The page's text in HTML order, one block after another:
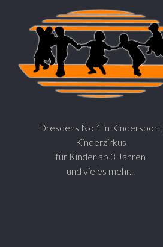
Dresdens No.1 in Kindersport,
Kinderzirkus
für Kinder ab 3 Jahren
und vieles mehr...